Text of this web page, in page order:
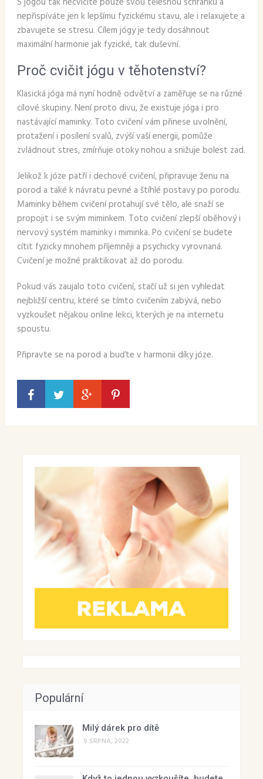
nepřispíváte jen k lepšímu fyzickému stavu, ale i relaxujete a
zbavujete se stresu. Cílem jógy je tedy dosáhnout
maximální harmonie jak fyzické, tak duševní.
Proč cvičit jógu v těhotenství?
Klasická jóga má nyní hodně odvětví a zaměřuje se na různé
cílové skupiny. Není proto divu, že existuje jóga i pro
nastávající maminky. Toto cvičení vám přinese uvolnění,
protažení i posílení svalů, zvýší vaší energii, pomůže
zvládnout stres, zmírňuje otoky nohou a snižuje bolest zad.
Jelikož k józe patří i dechové cvičení, připravuje ženu na
porod a také k návratu pevné a štíhlé postavy po porodu.
Maminky během cvičení protahují své tělo, ale snaží se
propojit i se svým miminkem. Toto cvičení zlepší oběhový i
nervový systém maminky i miminka. Po cvičení se budete
cítit fyzicky mnohem příjemněji a psychicky vyrovnaná.
Cvičení je možné praktikovat až do porodu.
Pokud vás zaujalo toto cvičení, stačí už si jen vyhledat
nejbližší centru, které se tímto cvičením zabývá, nebo
vyzkoušet nějakou online lekci, kterých je na internetu
spoustu.
Připravte se na porod a buďte v harmonii díky józe.
Populární
Milý dárek pro dítě
9 SRPNA, 2022